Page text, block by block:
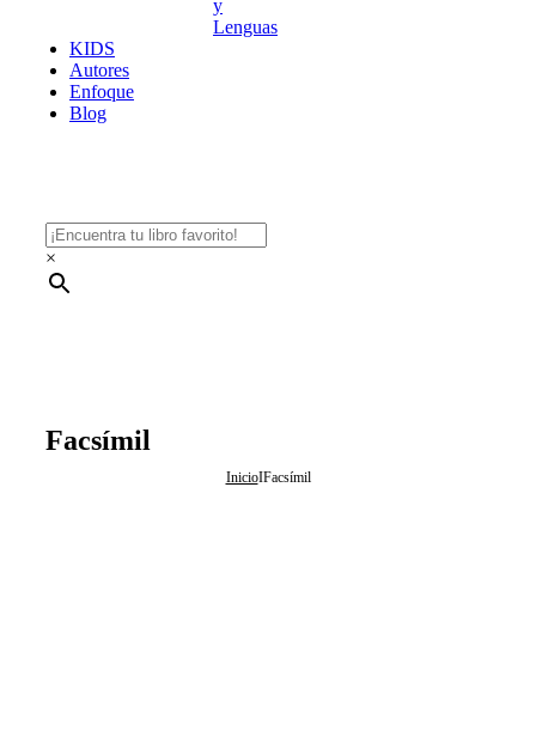
y
Lenguas
KIDS
Autores
Enfoque
Blog
×
Facsímil
InicioIFacsímil